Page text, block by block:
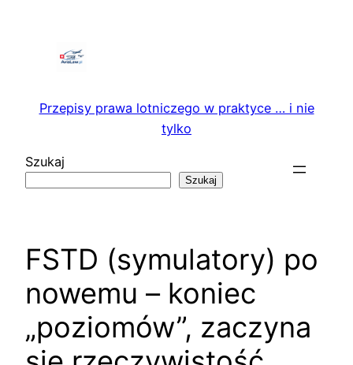
Przepisy prawa lotniczego w praktyce … i nie
tylko
Szukaj
Szukaj
FSTD (symulatory) po
nowemu – koniec
„poziomów”, zaczyna